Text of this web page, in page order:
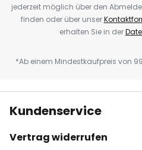
jederzeit möglich über den
finden oder über unser
erhalten Sie in der
*Ab einem Mindestkaufpreis von
Kundenservice
Vertrag widerrufen